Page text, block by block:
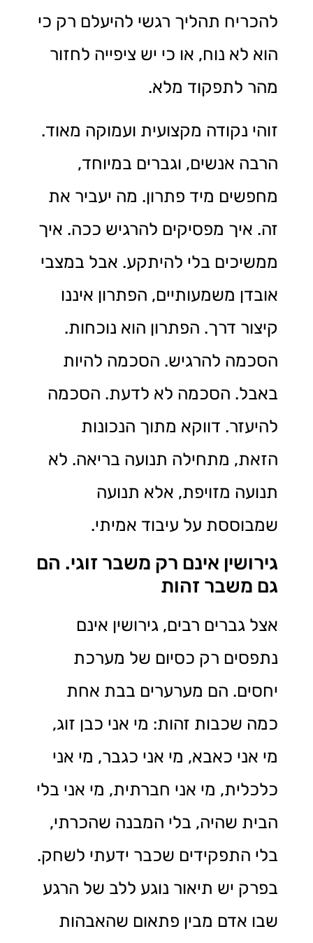
להכריח תהליך רגשי להיעלם רק כי
הוא לא נוח, או כי יש ציפייה לחזור
מהר לתפקוד מלא.
זוהי נקודה מקצועית ועמוקה מאוד.
הרבה אנשים, וגברים במיוחד,
מחפשים מיד פתרון. מה יעביר את
זה. איך מפסיקים להרגיש ככה. איך
ממשיכים בלי להיתקע. אבל במצבי
אובדן משמעותיים, הפתרון איננו
קיצור דרך. הפתרון הוא נוכחות.
הסכמה להרגיש. הסכמה להיות
באבל. הסכמה לא לדעת. הסכמה
להיעזר. דווקא מתוך הנכונות
הזאת, מתחילה תנועה בריאה. לא
תנועה מזויפת, אלא תנועה
שמבוססת על עיבוד אמיתי.
גירושין אינם רק משבר זוגי. הם
גם משבר זהות
אצל גברים רבים, גירושין אינם
נתפסים רק כסיום של מערכת
יחסים. הם מערערים בבת אחת
כמה שכבות זהות: מי אני כבן זוג,
מי אני כאבא, מי אני כגבר, מי אני
כלכלית, מי אני חברתית, מי אני בלי
הבית שהיה, בלי המבנה שהכרתי,
בלי התפקידים שכבר ידעתי לשחק.
בפרק יש תיאור נוגע ללב של הרגע
שבו אדם מבין פתאום שהאבהות